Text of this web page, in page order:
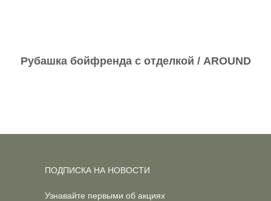
Рубашка бойфренда с отделкой / AROUND
Узнавайте первыми об акциях
ПОДПИСКА НА НОВОСТИ